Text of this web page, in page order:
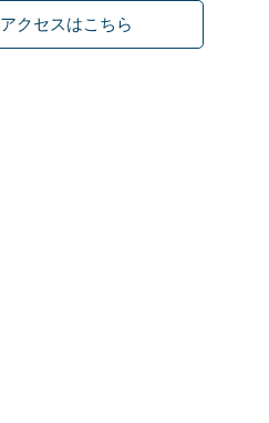
アクセスはこちら